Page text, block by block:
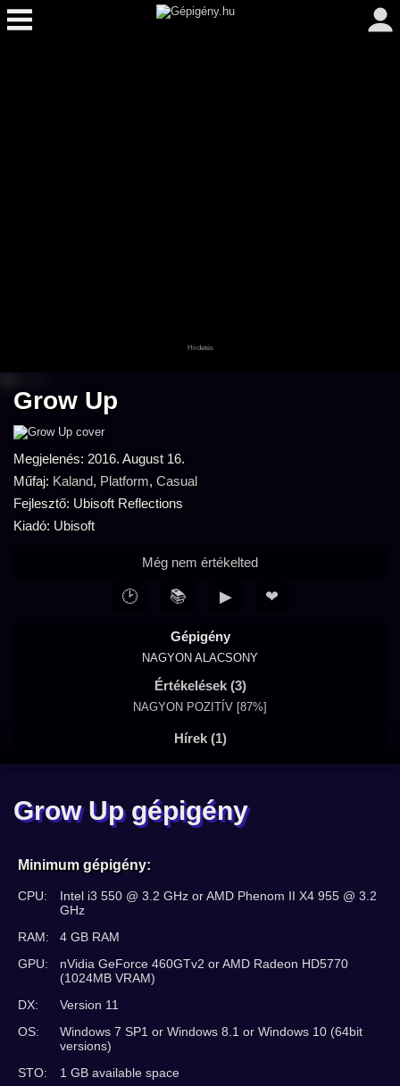
Grow Up
Megjelenés: 2016. August 16.
Műfaj: Kaland, Platform, Casual
Fejlesztő: Ubisoft Reflections
Kiadó: Ubisoft
Gépigény
NAGYON ALACSONY
Értékelések (3)
NAGYON POZITÍV [87%]
Hírek (1)
Még nem értékelted
🕑 📚 ▶ ❤
Grow Up gépigény
Minimum gépigény:
CPU:
Intel i3 550 @ 3.2 GHz or AMD Phenom II X4 955 @ 3.2
GHz
RAM:
4 GB RAM
GPU:
nVidia GeForce 460GTv2 or AMD Radeon HD5770
(1024MB VRAM)
DX:
Version 11
OS:
Windows 7 SP1 or Windows 8.1 or Windows 10 (64bit
versions)
STO:
1 GB available space